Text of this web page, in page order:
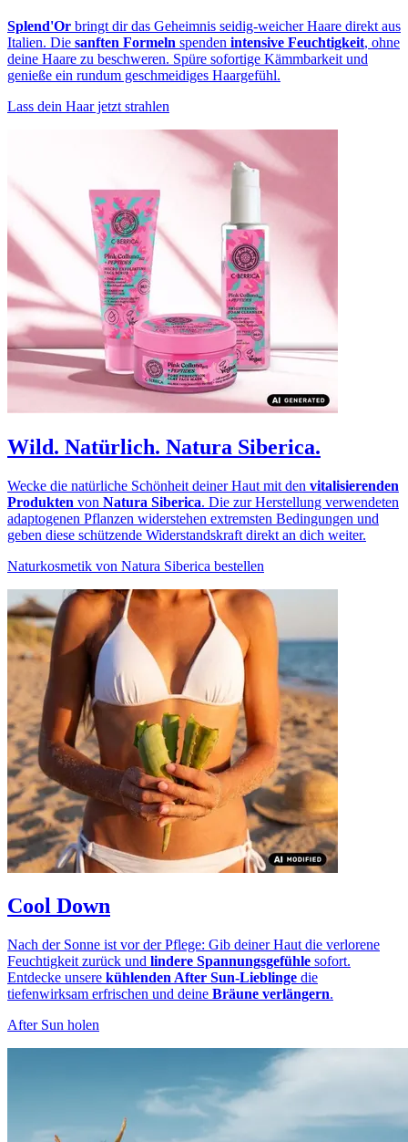
Splend'Or bringt dir das Geheimnis seidig-weicher Haare direkt aus
Italien. Die sanften Formeln spenden intensive Feuchtigkeit, ohne
deine Haare zu beschweren. Spüre sofortige Kämmbarkeit und
genieße ein rundum geschmeidiges Haargefühl.
Lass dein Haar jetzt strahlen
Wild. Natürlich. Natura Siberica.
Wecke die natürliche Schönheit deiner Haut mit den vitalisierenden
Produkten von Natura Siberica. Die zur Herstellung verwendeten
adaptogenen Pflanzen widerstehen extremsten Bedingungen und
geben diese schützende Widerstandskraft direkt an dich weiter.
Naturkosmetik von Natura Siberica bestellen
Cool Down
Nach der Sonne ist vor der Pflege: Gib deiner Haut die verlorene
Feuchtigkeit zurück und lindere Spannungsgefühle sofort.
Entdecke unsere kühlenden After Sun-Lieblinge die
tiefenwirksam erfrischen und deine Bräune verlängern.
After Sun holen